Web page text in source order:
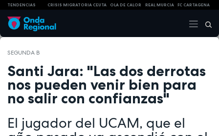
TENDENCIAS CRISIS MIGRATORIA CEUTA OLA DE CALOR REAL MURCIA FC CARTAGENA
SEGUNDA B
Santi Jara: "Las dos derrotas
nos pueden venir bien para
no salir con confianzas"
El jugador del UCAM, que el